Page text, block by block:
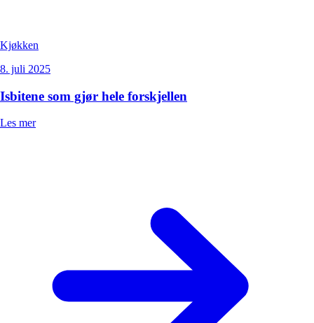
Kjøkken
8. juli 2025
Isbitene som gjør hele forskjellen
Les mer